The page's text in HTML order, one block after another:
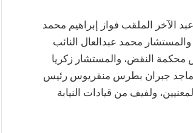
الآخر الملقب فواز إبراهيم محمد
محمد عبدالعال النائب
محكمة النقض، والمستشار زكريا
ماجد جبران بطرس منقريوس رئيس
ولفيف من قيادات النيابة